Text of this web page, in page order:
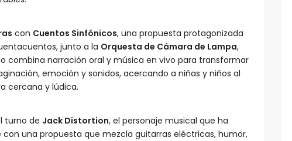
con Cuentos Sinfónicos, una propuesta protagonizada
junto a la Orquesta de Cámara de Lampa,
combina narración oral y música en vivo para transformar
emoción y sonidos, acercando a niñas y niños al
cercana y lúdica.
turno de Jack Distortion, el personaje musical que ha
una propuesta que mezcla guitarras eléctricas, humor,